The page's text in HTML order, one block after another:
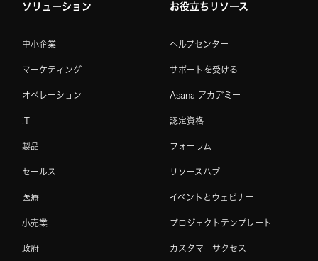
ソリューション
中小企業
マーケティング
オペレーション
IT
製品
セールス
医療
小売業
政府
お役立ちリソース
ヘルプセンター
サポートを受ける
Asana アカデミー
認定資格
フォーラム
リソースハブ
イベントとウェビナー
プロジェクトテンプレート
カスタマーサクセス